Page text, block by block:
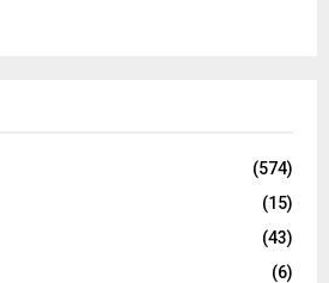
(574)
(15)
(43)
(6)